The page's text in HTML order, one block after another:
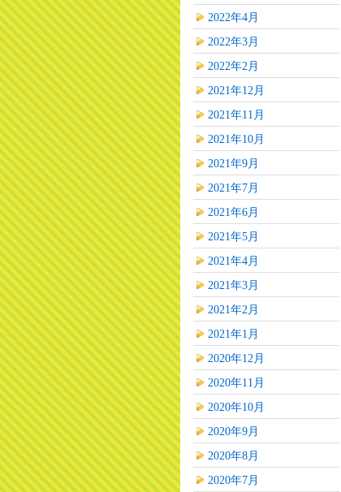
2022年4月
2022年3月
2022年2月
2021年12月
2021年11月
2021年10月
2021年9月
2021年7月
2021年6月
2021年5月
2021年4月
2021年3月
2021年2月
2021年1月
2020年12月
2020年11月
2020年10月
2020年9月
2020年8月
2020年7月